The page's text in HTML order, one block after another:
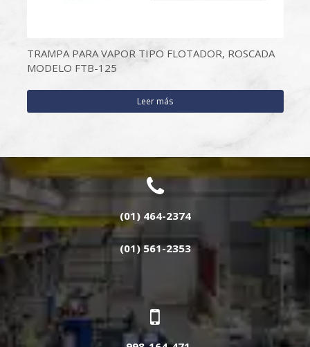
TRAMPA PARA VAPOR TIPO FLOTADOR, ROSCADA
MODELO FTB-125
Leer más
(01) 464-2374
(01) 561-2353